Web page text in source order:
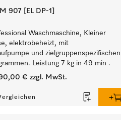
907 [EL DP-1]
Waschmaschine, Kleiner
elektrobeheizt, mit
und zielgruppenspezifischen
Leistung 7 kg in 49 min .
€ zzgl. MwSt.